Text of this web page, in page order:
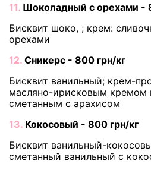
11. Шоколадный с орехами -
Бисквит шоко, ; крем:
орехами
12. Сникерс - 800 грн/кг
Бисквит ванильный; крем-
масляно-ирисковым кремом
сметанным с арахисом
13. Кокосовый - 800 грн/кг
Бисквит ванильный-
сметанный ванильный с